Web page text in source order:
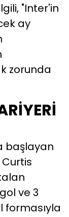
"Inter'in
ay
zorunda
başlayan
ve 3
formasıyla